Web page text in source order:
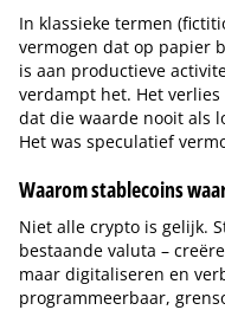
In klassieke termen
vermogen dat op papier
is aan productieve
verdampt het. Het
dat die waarde nooit als
Het was speculatief
Waarom stablecoins
Niet alle crypto is gelijk.
bestaande valuta –
maar digitaliseren en
programmeerbaar,